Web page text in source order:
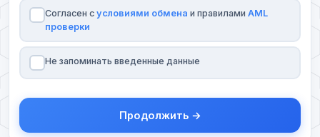
Согласен с условиями обмена и правилами AML
проверки
Не запоминать введенные данные
Продолжить →